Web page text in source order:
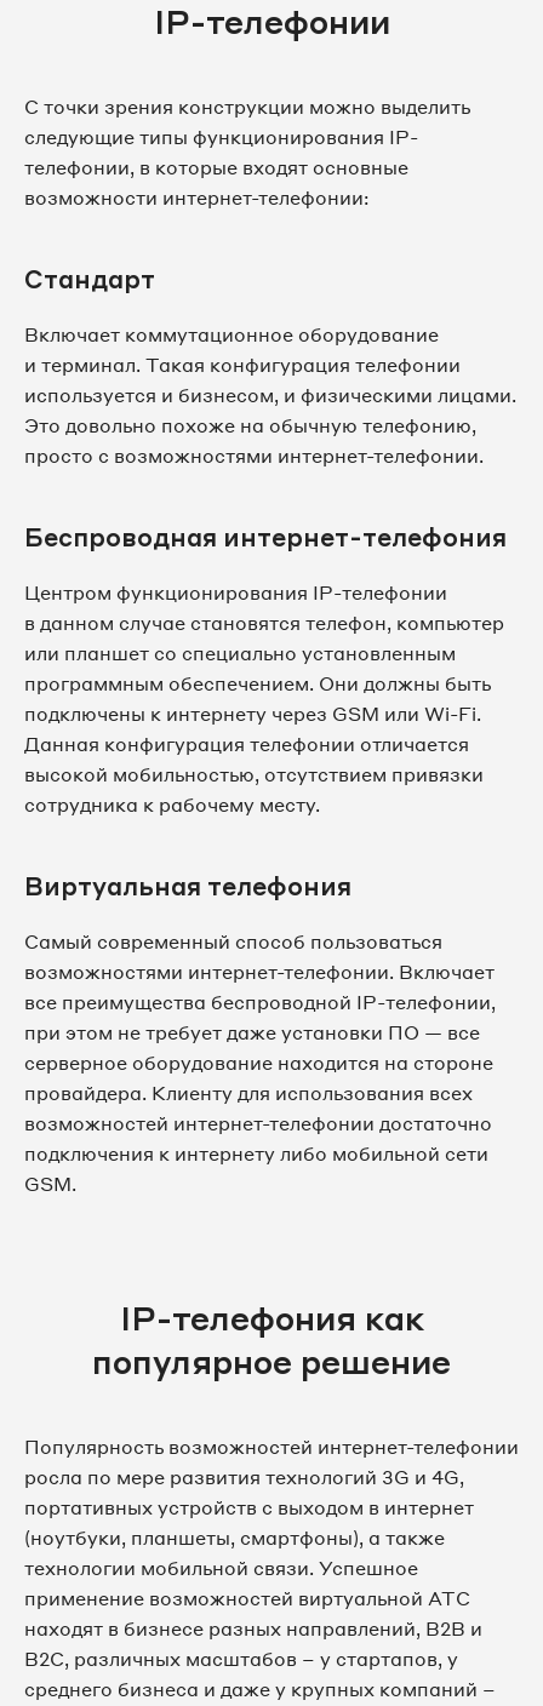
IP-телефонии
С точки зрения конструкции можно выделить
следующие типы функционирования IP-
телефонии, в которые входят основные
возможности интернет-телефонии:
Стандарт
Включает коммутационное оборудование
и терминал. Такая конфигурация телефонии
используется и бизнесом, и физическими лицами.
Это довольно похоже на обычную телефонию,
просто с возможностями интернет-телефонии.
Беспроводная интернет-телефония
Центром функционирования IP-телефонии
в данном случае становятся телефон, компьютер
или планшет со специально установленным
программным обеспечением. Они должны быть
подключены к интернету через GSM или Wi-Fi.
Данная конфигурация телефонии отличается
высокой мобильностью, отсутствием привязки
сотрудника к рабочему месту.
Виртуальная телефония
Самый современный способ пользоваться
возможностями интернет-телефонии. Включает
все преимущества беспроводной IP-телефонии,
при этом не требует даже установки ПО — все
серверное оборудование находится на стороне
провайдера. Клиенту для использования всех
возможностей интернет-телефонии достаточно
подключения к интернету либо мобильной сети
GSM.
IP-телефония как
популярное решение
Популярность возможностей интернет-телефонии
росла по мере развития технологий 3G и 4G,
портативных устройств с выходом в интернет
(ноутбуки, планшеты, смартфоны), а также
технологии мобильной связи. Успешное
применение возможностей виртуальной АТС
находят в бизнесе разных направлений, B2B и
B2C, различных масштабов – у стартапов, у
среднего бизнеса и даже у крупных компаний –